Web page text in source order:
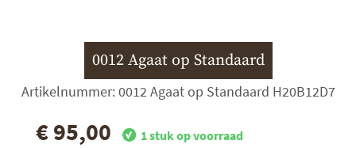
0012 Agaat op Standaard
Artikelnummer: 0012 Agaat op Standaard H20B12D7
€ 95,00 1 stuk op voorraad